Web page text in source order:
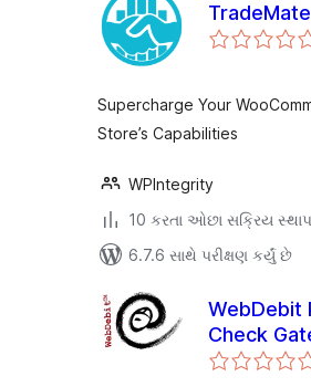
TradeMate
Supercharge Your
Store’s Capabilities
WPIntegrity
10 કરતા ઓછા સક્રિય
6.7.6 સાથે પરીક્ષણ કર્યું છે
WebDebit
Check